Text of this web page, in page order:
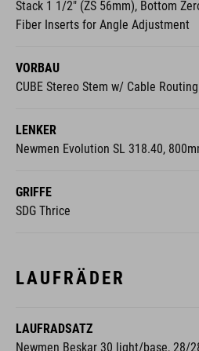
Stack 1 1/2" (ZS 56mm), Bottom
Fiber Inserts for Angle Adjustment
VORBAU
CUBE Stereo Stem w/ Cable Routing
LENKER
Newmen Evolution SL 318.40,
GRIFFE
SDG Thrice
LAUFRÄDER
LAUFRADSATZ
Newmen Beskar 30 light/base, 28/